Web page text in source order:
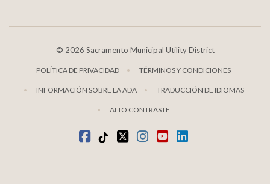
© 2026 Sacramento Municipal Utility District
POLÍTICA DE PRIVACIDAD TÉRMINOS Y CONDICIONES
INFORMACIÓN SOBRE LA ADA TRADUCCIÓN DE IDIOMAS
ALTO CONTRASTE
Facebook
TikToktwitterInstagram
youtubeLinkedIn